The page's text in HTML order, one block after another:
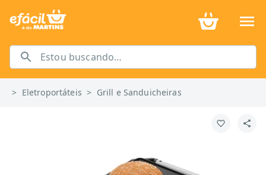
> Eletroportáteis > Grill e Sanduicheiras